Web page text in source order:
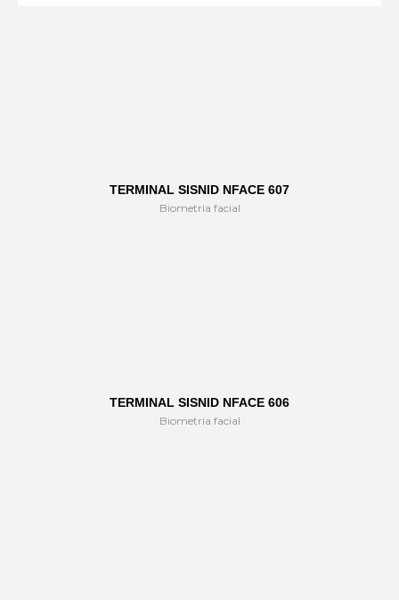
TERMINAL SISNID NFACE 607
Biometria facial
TERMINAL SISNID NFACE 606
Biometria facial